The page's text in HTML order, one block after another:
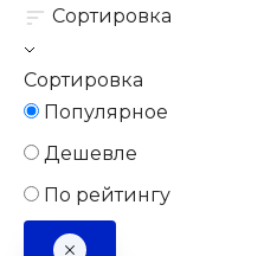
Сортировка
Сортировка
Популярное
Дешевле
По рейтингу